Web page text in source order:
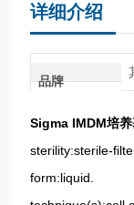
详细介绍
品牌
Sigma IMDM培
sterility:sterile-
form:liquid.